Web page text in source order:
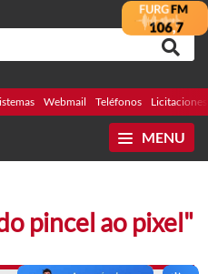
Webmail Teléfonos Licitaciones
MENU
pincel ao pixel"